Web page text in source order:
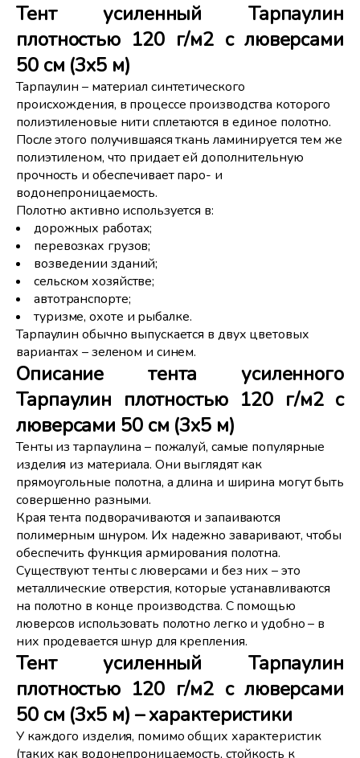
Тент усиленный Тарпаулин
плотностью 120 г/м2 с люверсами
50 см (3х5 м)
Тарпаулин – материал синтетического
происхождения, в процессе производства которого
полиэтиленовые нити сплетаются в единое полотно.
После этого получившаяся ткань ламинируется тем же
полиэтиленом, что придает ей дополнительную
прочность и обеспечивает паро- и
водонепроницаемость.
Полотно активно используется в:
дорожных работах;
перевозках грузов;
возведении зданий;
сельском хозяйстве;
автотранспорте;
туризме, охоте и рыбалке.
Тарпаулин обычно выпускается в двух цветовых
вариантах – зеленом и синем.
Описание тента усиленного
Тарпаулин плотностью 120 г/м2 с
люверсами 50 см (3х5 м)
Тенты из тарпаулина – пожалуй, самые популярные
изделия из материала. Они выглядят как
прямоугольные полотна, а длина и ширина могут быть
совершенно разными.
Края тента подворачиваются и запаиваются
полимерным шнуром. Их надежно заваривают, чтобы
обеспечить функция армирования полотна.
Существуют тенты с люверсами и без них – это
металлические отверстия, которые устанавливаются
на полотно в конце производства. С помощью
люверсов использовать полотно легко и удобно – в
них продевается шнур для крепления.
Тент усиленный Тарпаулин
плотностью 120 г/м2 с люверсами
50 см (3х5 м) – характеристики
У каждого изделия, помимо общих характеристик
(таких как водонепроницаемость, стойкость к